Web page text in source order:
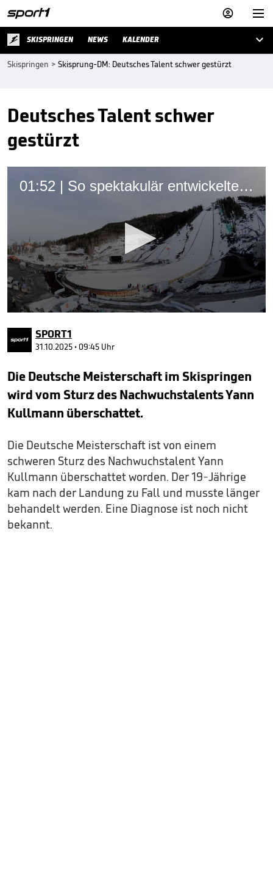


SKISPRINGEN NEWS KALENDER 
Skispringen > Skisprung-DM: Deutsches Talent schwer gestürzt
Deutsches Talent schwer
gestürzt
01:52 | So spektakulär entwickelte sich der Skiflug-Weltrekord
seconds
of
minute,
seconds
SPORT1
31.10.2025 • 09:45 Uhr
Die Deutsche Meisterschaft im Skispringen
wird vom Sturz des Nachwuchstalents Yann
Kullmann überschattet.
Die Deutsche Meisterschaft ist von einem
schweren Sturz des Nachwuchstalent Yann
Kullmann überschattet worden. Der 19-Jährige
kam nach der Landung zu Fall und musste länger
behandelt werden. Eine Diagnose ist noch nicht
bekannt.